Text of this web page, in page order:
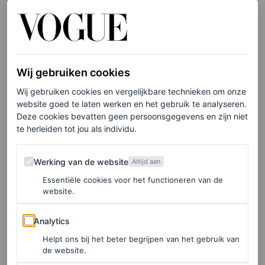
View this post on Instagram
A post shared by OUMA Couture Atelier (@oumaatelier)
LEES OOK
Wij gebruiken cookies
Wij gebruiken cookies en vergelijkbare technieken om onze
website goed te laten werken en het gebruik te analyseren.
Deze cookies bevatten geen persoonsgegevens en zijn niet
te herleiden tot jou als individu.
Werking van de website
Werking van de website Altijd aan
Essentiële cookies voor het functioneren van de
website.
Analytics
Analytics
Helpt ons bij het beter begrijpen van het gebruik van
de website.